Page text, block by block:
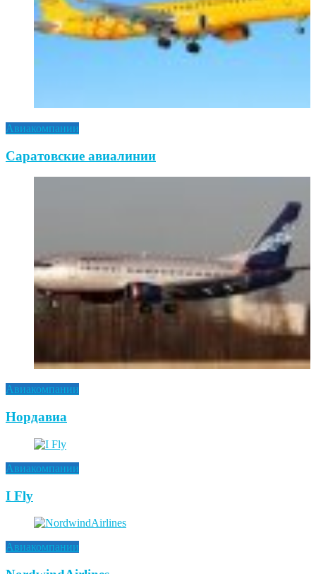
Авиакомпании
Саратовские авиалинии
Авиакомпании
Нордавиа
Авиакомпании
I Fly
Авиакомпании